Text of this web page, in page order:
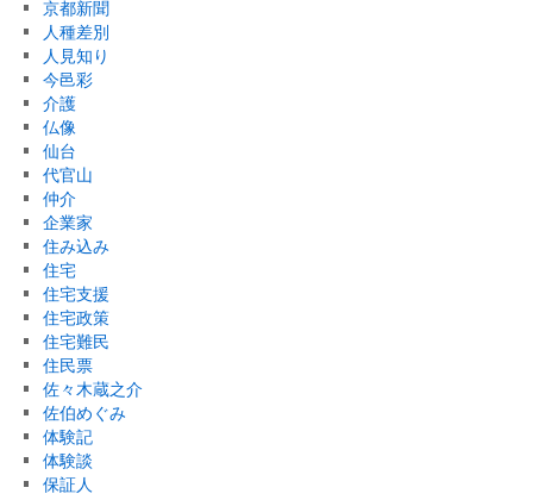
京都新聞
人種差別
人見知り
今邑彩
介護
仏像
仙台
代官山
仲介
企業家
住み込み
住宅
住宅支援
住宅政策
住宅難民
住民票
佐々木蔵之介
佐伯めぐみ
体験記
体験談
保証人